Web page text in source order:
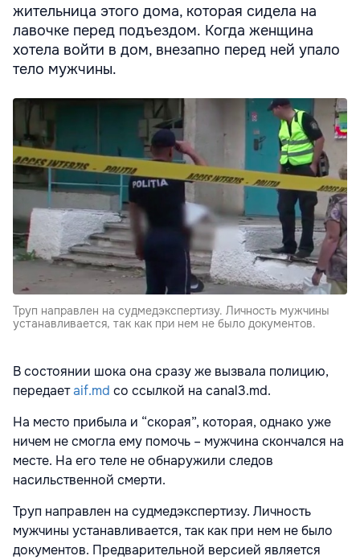
жительница этого дома, которая сидела на
лавочке перед подъездом. Когда женщина
хотела войти в дом, внезапно перед ней упало
тело мужчины.
Труп направлен на судмедэкспертизу. Личность мужчины
устанавливается, так как при нем не было документов.
В состоянии шока она сразу же вызвала полицию,
передаетaif.md со ссылкой на canal3.md.
На место прибыла и “скорая”, которая, однако уже
ничем не смогла ему помочь – мужчина скончался на
месте. На его теле не обнаружили следов
насильственной смерти.
Труп направлен на судмедэкспертизу. Личность
мужчины устанавливается, так как при нем не было
документов. Предварительной версией является